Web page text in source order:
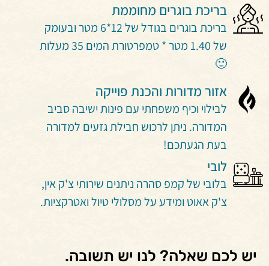
בריכת בוגרים מחוממת
בריכת בוגרים בגודל של 12*6 מטר ובעומק
של 1.40 מטר * טמפרטורת המים 35 מעלות
🙂
אזור מדורות והכנת פוייקה
לבילוי וכיף משפחתי עם פינות ישיבה סביב
המדורה. ניתן לרכוש חבילת גזעים למדורה
בעת הגעתכם!
לובי
בלובי של קמפ סהרה ניתנים שירותי צ'ק אין,
צ'ק אאוט ומידע על מסלולי טיול ואטרקציות.
יש לכם שאלה? לנו יש תשובה.